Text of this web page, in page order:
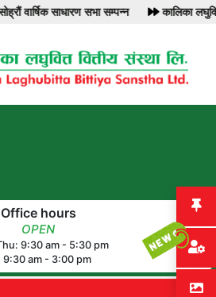
वार्षिक साधारण सभा सम्पन्न कालिका
Office hours
OPEN
9:30 am - 5:30 pm
9:30 am - 3:00 pm